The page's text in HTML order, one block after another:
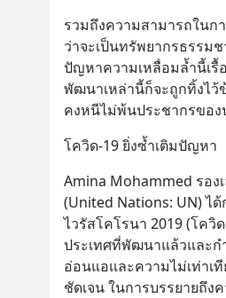
รวมถึงความสามารถในก
ว่าจะเป็นทรัพยากรธรรม
ปัญหาความเหลื่อมล้ำนี้เรื้
พัฒนาเหล่านี้ก็จะถูกทิ้งไว้
คงหนีไม่พ้นประชากรขอ
โควิด-19 ยิ่งซ้ำเติมปัญหา
Amina Mohammed รอ
(United Nations: UN) ไ
ไวรัสโคโรนา 2019 (โควิ
ประเทศที่พัฒนาแล้วและก
อ่อนแอและความไม่เท่าเ
ชัดเจน ในการบรรยายถึ